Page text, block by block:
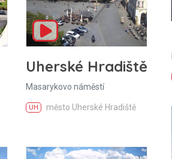
Uherské Hradiště
Masarykovo náměstí
UH město Uherské Hradiště